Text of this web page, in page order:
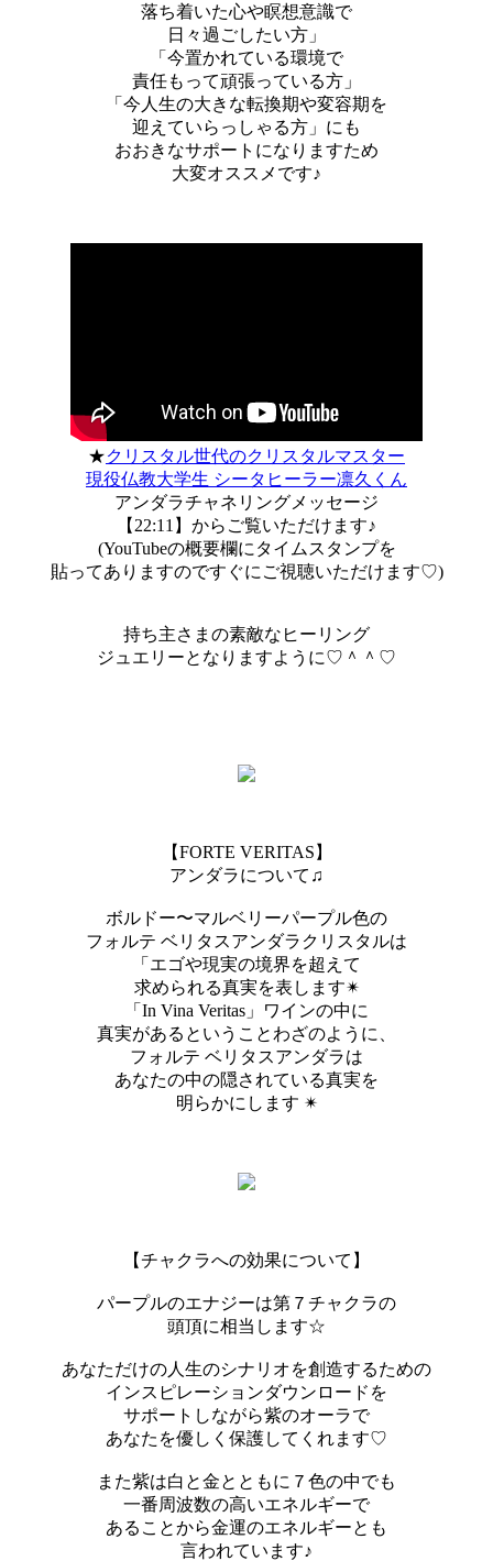
落ち着いた心や瞑想意識で
日々過ごしたい方」
「今置かれている環境で
責任もって頑張っている方」
「今人生の大きな転換期や変容期を
迎えていらっしゃる方」にも
おおきなサポートになりますため
大変オススメです♪
★クリスタル世代のクリスタルマスター
現役仏教大学生 シータヒーラー凛久くん
アンダラチャネリングメッセージ
【22:11】からご覧いただけます♪
(YouTubeの概要欄にタイムスタンプを
貼ってありますのですぐにご視聴いただけます♡)
持ち主さまの素敵なヒーリング
ジュエリーとなりますように♡＾＾♡
【FORTE VERITAS】
アンダラについて♫
ボルドー〜マルベリーパープル色の
フォルテ ベリタスアンダラクリスタルは
「エゴや現実の境界を超えて
求められる真実を表します✴︎
「In Vina Veritas」ワインの中に
真実があるということわざのように、
フォルテ ベリタスアンダラは
あなたの中の隠されている真実を
明らかにします ✴︎
【チャクラへの効果について】
パープルのエナジーは第７チャクラの
頭頂に相当します☆
あなただけの人生のシナリオを創造するための
インスピレーションダウンロードを
サポートしながら紫のオーラで
あなたを優しく保護してくれます♡
また紫は白と金とともに７色の中でも
一番周波数の高いエネルギーで
あることから金運のエネルギーとも
言われています♪